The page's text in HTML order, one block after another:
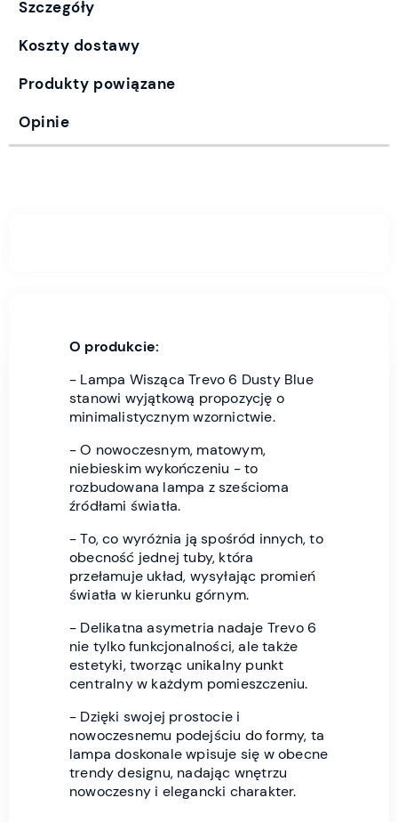
Szczegóły
Koszty dostawy
Produkty powiązane
Opinie
O produkcie:
- Lampa Wisząca Trevo 6 Dusty Blue
stanowi wyjątkową propozycję o
minimalistycznym wzornictwie.
- O nowoczesnym, matowym,
niebieskim wykończeniu - to
rozbudowana lampa z sześcioma
źródłami światła.
- To, co wyróżnia ją spośród innych, to
obecność jednej tuby, która
przełamuje układ, wysyłając promień
światła w kierunku górnym.
- Delikatna asymetria nadaje Trevo 6
nie tylko funkcjonalności, ale także
estetyki, tworząc unikalny punkt
centralny w każdym pomieszczeniu.
- Dzięki swojej prostocie i
nowoczesnemu podejściu do formy, ta
lampa doskonale wpisuje się w obecne
trendy designu, nadając wnętrzu
nowoczesny i elegancki charakter.